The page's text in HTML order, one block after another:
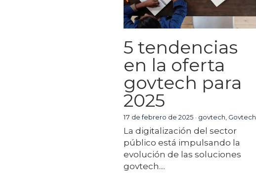
5 tendencias
en la oferta
govtech para
2025
17 de febrero de 2025 · govtech, Govtech
La digitalización del sector
público está impulsando la
evolución de las soluciones
govtech....